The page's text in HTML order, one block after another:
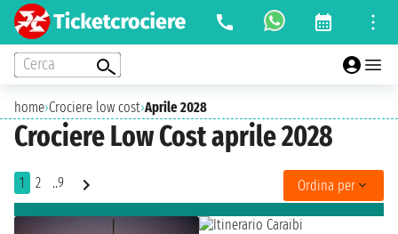
Cerca
home›Crociere low cost›Aprile 2028
Crociere Low Cost aprile 2028
1 2 ..9 Ordina per